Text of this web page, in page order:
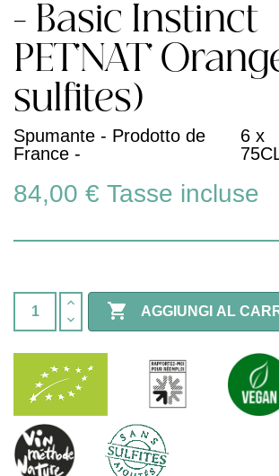
- Basic Instinct
PET'NAT'
sulfites)
Spumante - Prodotto de
France -
6 x
84,00 € Tasse incluse
 AGGIUNGI AL